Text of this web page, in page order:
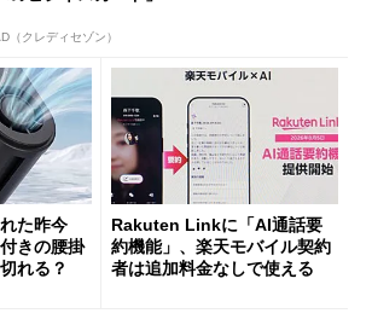
（クレディセゾン）
れた昨今
きの腰掛
れる？
Rakuten Linkに「AI通話要
約機能」、楽天モバイル契約
者は追加料金なしで使える